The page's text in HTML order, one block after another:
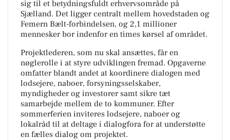
sig til et betydningsfuldt erhvervsområde på
Sjælland. Det ligger centralt mellem hovedstaden og
Femern Bælt-forbindelsen, og 2,1 millioner
mennesker bor indenfor en times kørsel af området.
Projektlederen, som nu skal ansættes, får en
nøglerolle i at styre udviklingen fremad. Opgaverne
omfatter blandt andet at koordinere dialogen med
lodsejere, naboer, forsyningsselskaber,
myndigheder og investorer samt sikre tæt
samarbejde mellem de to kommuner. Efter
sommerferien inviteres lodsejere, naboer og
lokalråd til at deltage i dialogfora for at understøtte
en fælles dialog om projektet.